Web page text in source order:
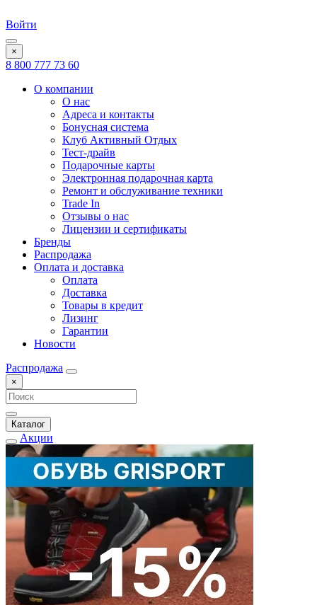
Войти
×
8 800 777 73 60
О компании
О нас
Адреса и контакты
Бонусная система
Клуб Активный Отдых
Тест-драйв
Подарочные карты
Электронная подарочная карта
Ремонт и обслуживание техники
Trade In
Отзывы о нас
Лицензии и сертификаты
Бренды
Распродажа
Оплата и доставка
Оплата
Доставка
Товары в кредит
Лизинг
Гарантии
Новости
Распродажа
×
Каталог
Акции